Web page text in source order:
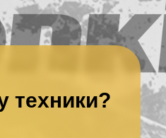
техники?